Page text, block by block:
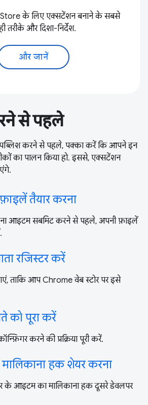
के लिए एक्सटेंशन बनाने के सबसे
तरीके और दिशा-निर्देश.
और जानें
से पहले
करने से पहले, पक्का करें कि आपने इन
का पालन किया हो. इससे, एक्सटेंशन
तैयार करना
आइटम सबमिट करने से पहले, अपनी फ़ाइलें
रजिस्टर करें
ताकि आप Chrome वेब स्टोर पर इसे
को पूरा करें
करने की प्रक्रिया पूरी करें.
हक शेयर करना
के आइटम का मालिकाना हक दूसरे डेवलपर